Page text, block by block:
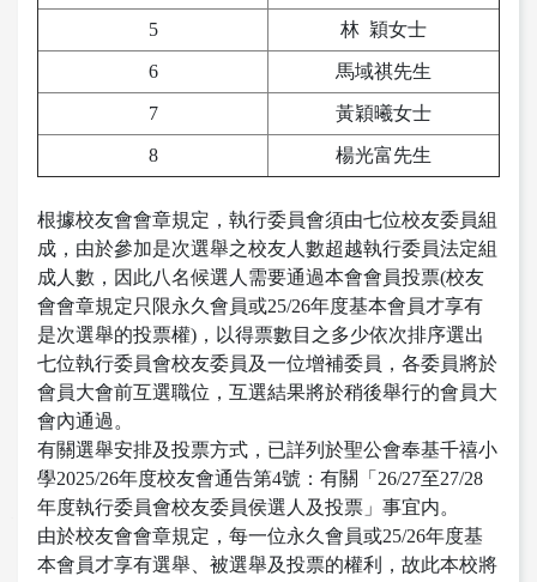
5 林 穎女士
6 馬域祺先生
7 黃穎曦女士
8 楊光富先生
根據校友會會章規定，執行委員會須由七位校友委員組
成，由於參加是次選舉之校友人數超越執行委員法定組
成人數，因此八名候選人需要通過本會會員投票(校友
會會章規定只限永久會員或25/26年度基本會員才享有
是次選舉的投票權)，以得票數目之多少依次排序選出
七位執行委員會校友委員及一位增補委員，各委員將於
會員大會前互選職位，互選結果將於稍後舉行的會員大
會內通過。
有關選舉安排及投票方式，已詳列於聖公會奉基千禧小
學2025/26年度校友會通告第4號：有關「26/27至27/28
年度執行委員會校友委員侯選人及投票」事宜内。
由於校友會會章規定，每一位永久會員或25/26年度基
本會員才享有選舉、被選舉及投票的權利，故此本校將